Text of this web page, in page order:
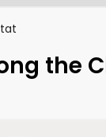
the